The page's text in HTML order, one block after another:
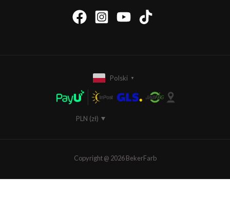
Polski ▼
PLN (zł)
Copyright @ 2026 BekerFarb